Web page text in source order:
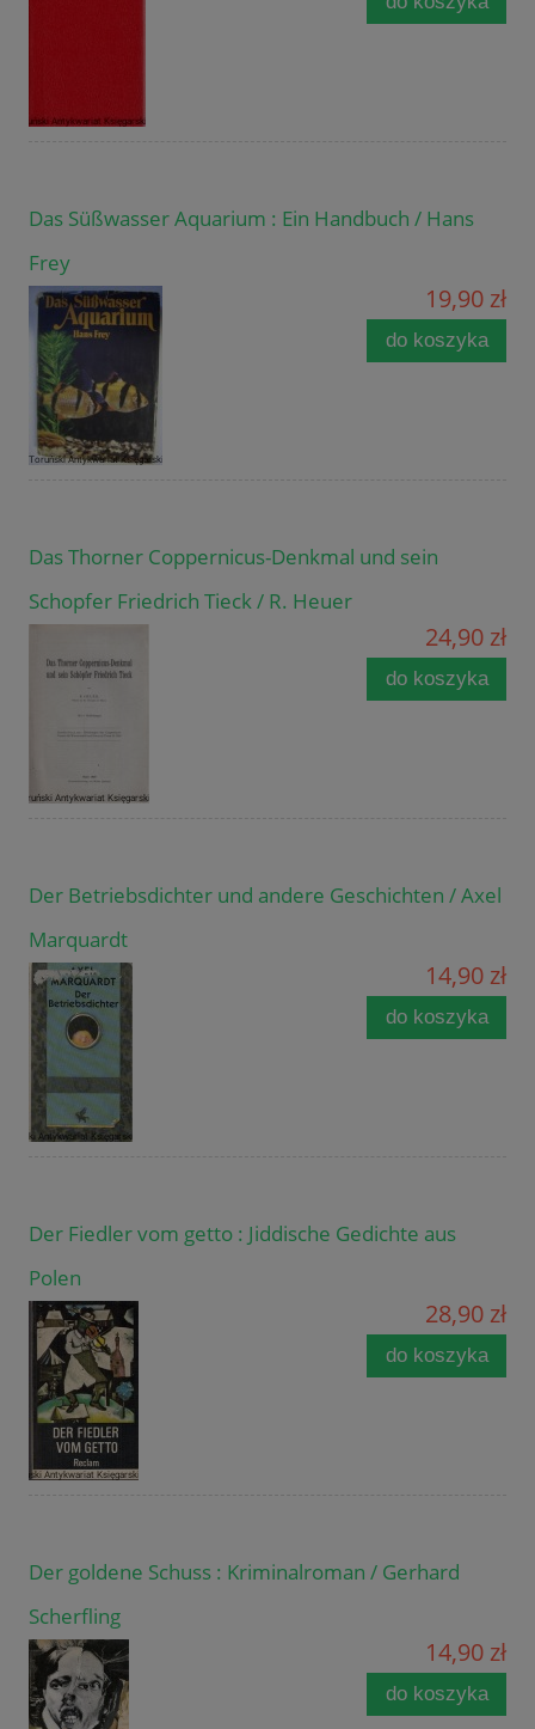
Das Süßwasser Aquarium : Ein Handbuch / Hans
Frey
19,90 zł
do koszyka
Das Thorner Coppernicus-Denkmal und sein
Schopfer Friedrich Tieck / R. Heuer
24,90 zł
do koszyka
Der Betriebsdichter und andere Geschichten / Axel
Marquardt
14,90 zł
do koszyka
Der Fiedler vom getto : Jiddische Gedichte aus
Polen
28,90 zł
do koszyka
Der goldene Schuss : Kriminalroman / Gerhard
Scherfling
14,90 zł
do koszyka